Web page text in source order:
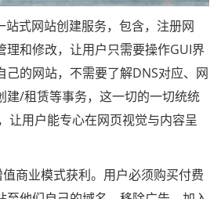
式网站创建服务，包含，注册网
理和修改，让用户只需要操作GUI界
己的网站，不需要了解DNS对应、网
建/租赁等事务，这一切的一切统统
让用户能专心在网页视觉与内容呈
业模式获利。用户必须购买付费